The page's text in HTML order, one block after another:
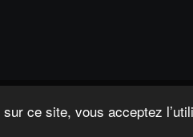
ce site, vous acceptez